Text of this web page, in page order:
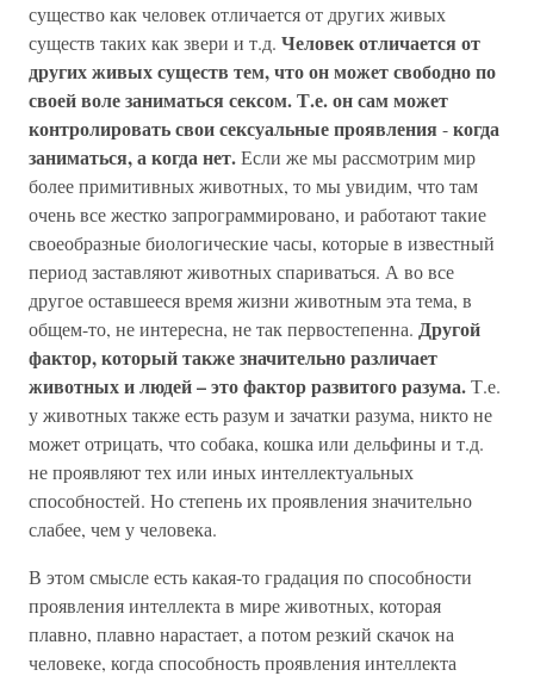
существо как человек отличается от других живых
существ таких как звери и т.д. Человек отличается от
других живых существ тем, что он может свободно по
своей воле заниматься сексом. Т.е. он сам может
контролировать свои сексуальные проявления -когда
заниматься, а когда нет.Если же мы рассмотрим мир
более примитивных животных, то мы увидим, что там
очень все жестко запрограммировано, и работают такие
своеобразные биологические часы, которые в известный
период заставляют животных спариваться. А во все
другое оставшееся время жизни животным эта тема, в
общем-то, не интересна, не так первостепенна. Другой
фактор, который также значительно различает
животных и людей – это фактор развитого разума.Т.е.
у животных также есть разум и зачатки разума, никто не
может отрицать, что собака, кошка или дельфины и т.д.
не проявляют тех или иных интеллектуальных
способностей. Но степень их проявления значительно
слабее, чем у человека.
В этом смысле есть какая-то градация по способности
проявления интеллекта в мире животных, которая
плавно, плавно нарастает, а потом резкий скачок на
человеке, когда способность проявления интеллекта